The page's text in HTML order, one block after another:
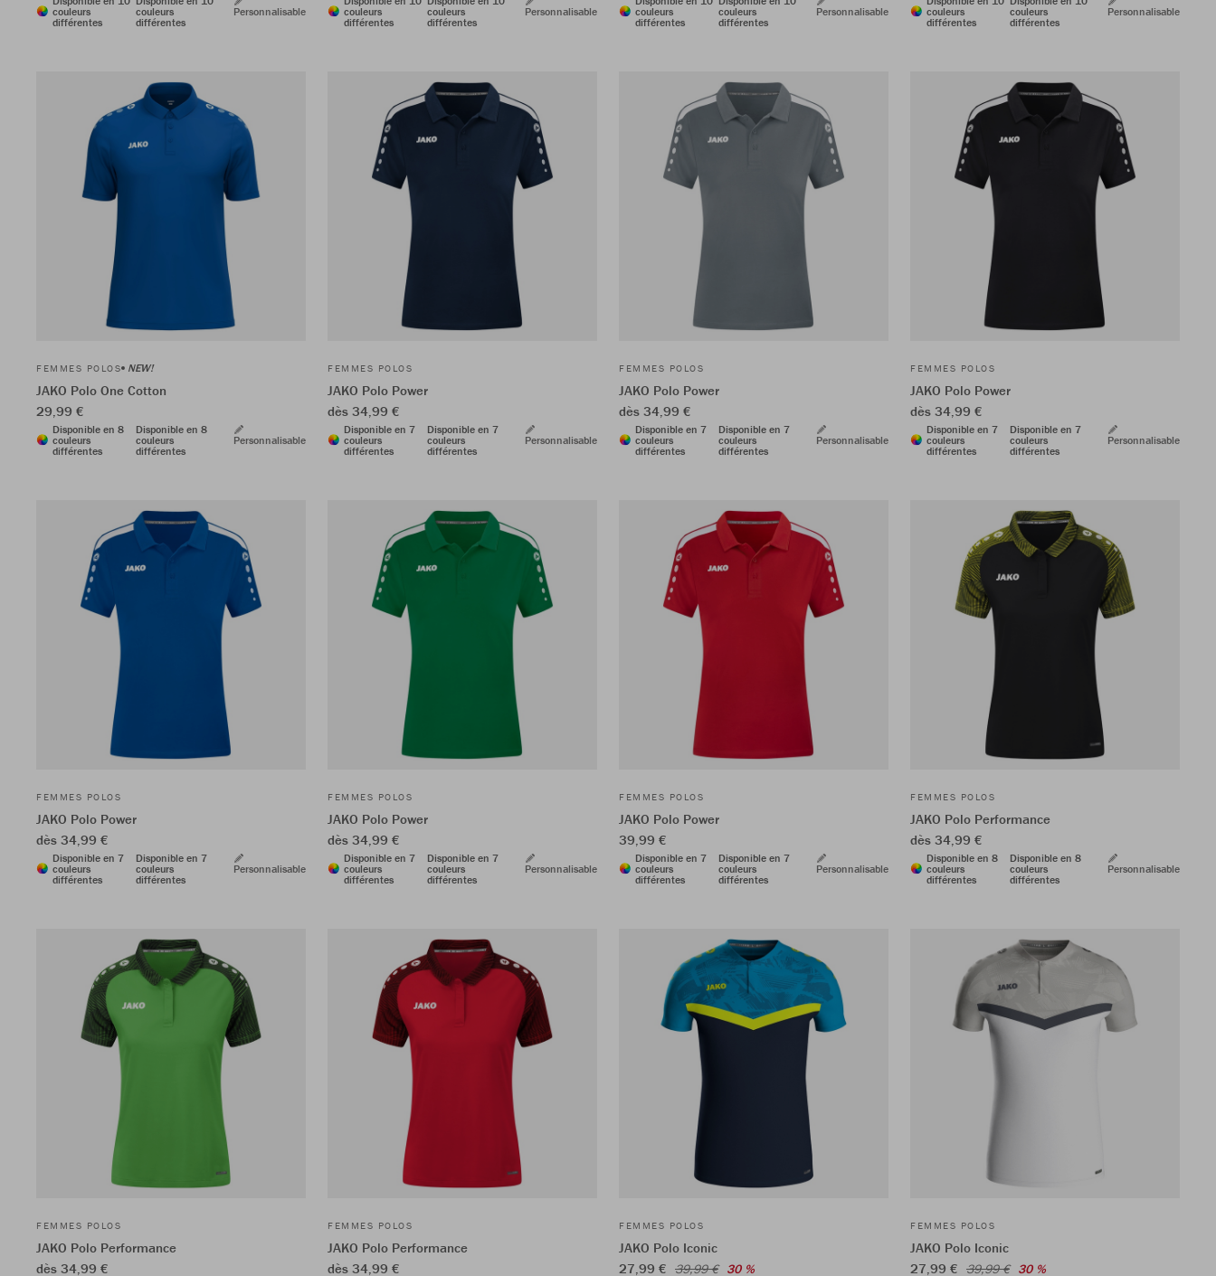
couleurs
différentes
couleurs
différentes
Personnalisable
couleurs
différentes
couleurs
différentes
Personnalisable
couleurs
différentes
couleurs
différentes
Personnalisable
couleurs
différentes
couleurs
différentes
Personnalisable
FEMMES POLOS NEW!
JAKO Polo One Cotton
29,99 €
Disponible en 8
couleurs
différentes
Disponible en 8
couleurs
différentes
Personnalisable
FEMMES POLOS
JAKO Polo Power
dès 34,99 €
Disponible en 7
couleurs
différentes
Disponible en 7
couleurs
différentes
Personnalisable
FEMMES POLOS
JAKO Polo Power
dès 34,99 €
Disponible en 7
couleurs
différentes
Disponible en 7
couleurs
différentes
Personnalisable
FEMMES POLOS
JAKO Polo Power
dès 34,99 €
Disponible en 7
couleurs
différentes
Disponible en 7
couleurs
différentes
Personnalisable
FEMMES POLOS
JAKO Polo Power
dès 34,99 €
Disponible en 7
couleurs
différentes
Disponible en 7
couleurs
différentes
Personnalisable
FEMMES POLOS
JAKO Polo Power
dès 34,99 €
Disponible en 7
couleurs
différentes
Disponible en 7
couleurs
différentes
Personnalisable
FEMMES POLOS
JAKO Polo Power
39,99 €
Disponible en 7
couleurs
différentes
Disponible en 7
couleurs
différentes
Personnalisable
FEMMES POLOS
JAKO Polo Performance
dès 34,99 €
Disponible en 8
couleurs
différentes
Disponible en 8
couleurs
différentes
Personnalisable
FEMMES POLOS
JAKO Polo Performance
dès 34,99 €
FEMMES POLOS
JAKO Polo Performance
dès 34,99 €
FEMMES POLOS
JAKO Polo Iconic
27,99 € 39,99 € 30 %
FEMMES POLOS
JAKO Polo Iconic
27,99 € 39,99 € 30 %